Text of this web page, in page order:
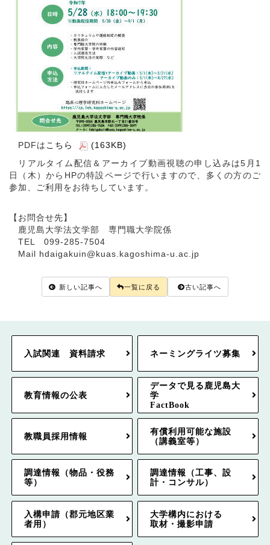
PDFは こちら
(163KB)
リアルタイム配信＆アーカイブ動画視聴の申し込みは5月1
日（木）からHPの特設ページで行いますので、多くの方のご
参加、ご利用をお待ちしています。
【お問合せ先】
鹿児島大学法文学部 専門職大学院係
TEL 099-285-7504
Mail hdaigakuin@kuas.kagoshima-u.ac.jp
新しい記事へ 一覧に戻る 古い記事へ
入試関連 資料請求 ネーミングライツ募集
教育情報の公表
データで見る鹿児島大
学
FactBook
教職員採用情報
有償利用可能な施設
（講義室等）
調達情報（物品・役務
等）
調達情報（工事、設
計・コンサル）
入構申請（郡元地区業
者用）
大学構内における
取材・撮影申請